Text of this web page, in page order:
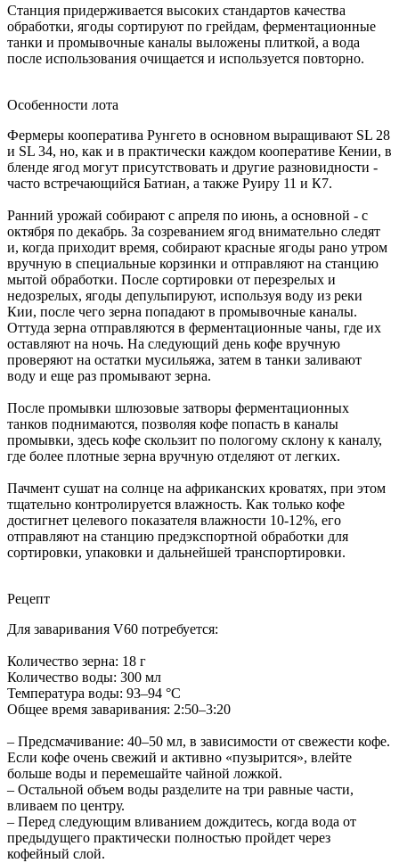
Станция придерживается высоких стандартов качества
обработки, ягоды сортируют по грейдам, ферментационные
танки и промывочные каналы выложены плиткой, а вода
после использования очищается и используется повторно.
Особенности лота
Фермеры кооператива Рунгето в основном выращивают SL 28
и SL 34, но, как и в практически каждом кооперативе Кении, в
бленде ягод могут присутствовать и другие разновидности -
часто встречающийся Батиан, а также Руиру 11 и К7.
Ранний урожай собирают с апреля по июнь, а основной - с
октября по декабрь. За созреванием ягод внимательно следят
и, когда приходит время, собирают красные ягоды рано утром
вручную в специальные корзинки и отправляют на станцию
мытой обработки. После сортировки от перезрелых и
недозрелых, ягоды депульпируют, используя воду из реки
Кии, после чего зерна попадают в промывочные каналы.
Оттуда зерна отправляются в ферментационные чаны, где их
оставляют на ночь. На следующий день кофе вручную
проверяют на остатки мусильяжа, затем в танки заливают
воду и еще раз промывают зерна.
После промывки шлюзовые затворы ферментационных
танков поднимаются, позволяя кофе попасть в каналы
промывки, здесь кофе скользит по пологому склону к каналу,
где более плотные зерна вручную отделяют от легких.
Пачмент сушат на солнце на африканских кроватях, при этом
тщательно контролируется влажность. Как только кофе
достигнет целевого показателя влажности 10-12%, его
отправляют на станцию предэкспортной обработки для
сортировки, упаковки и дальнейшей транспортировки.
Рецепт
Для заваривания V60 потребуется:
Количество зерна: 18 г
Количество воды: 300 мл
Температура воды: 93–94 °C
Общее время заваривания: 2:50–3:20
– Предсмачивание: 40–50 мл, в зависимости от свежести кофе.
Если кофе очень свежий и активно «пузырится», влейте
больше воды и перемешайте чайной ложкой.
– Остальной объем воды разделите на три равные части,
вливаем по центру.
– Перед следующим вливанием дождитесь, когда вода от
предыдущего практически полностью пройдет через
кофейный слой.